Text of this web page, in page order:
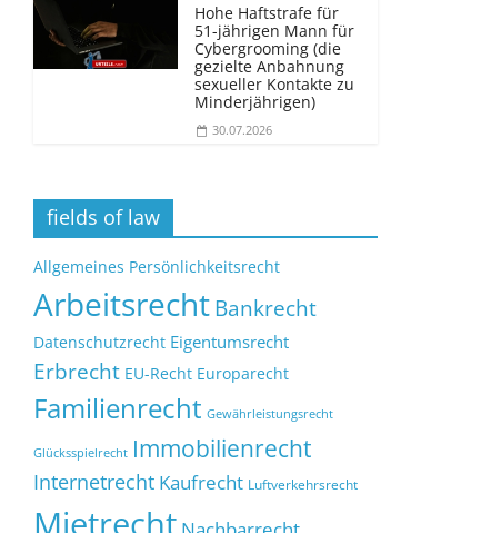
Hohe Haftstrafe für
51-jährigen Mann für
Cybergrooming (die
gezielte Anbahnung
sexueller Kontakte zu
Minderjährigen)
30.07.2026
fields of law
Allgemeines Persönlichkeitsrecht
ArbeitsrechtBankrecht
Datenschutzrecht Eigentumsrecht
Erbrecht EU-Recht Europarecht
Familienrecht Gewährleistungsrecht
Glücksspielrecht Immobilienrecht
Internetrecht Kaufrecht Luftverkehrsrecht
Mietrecht